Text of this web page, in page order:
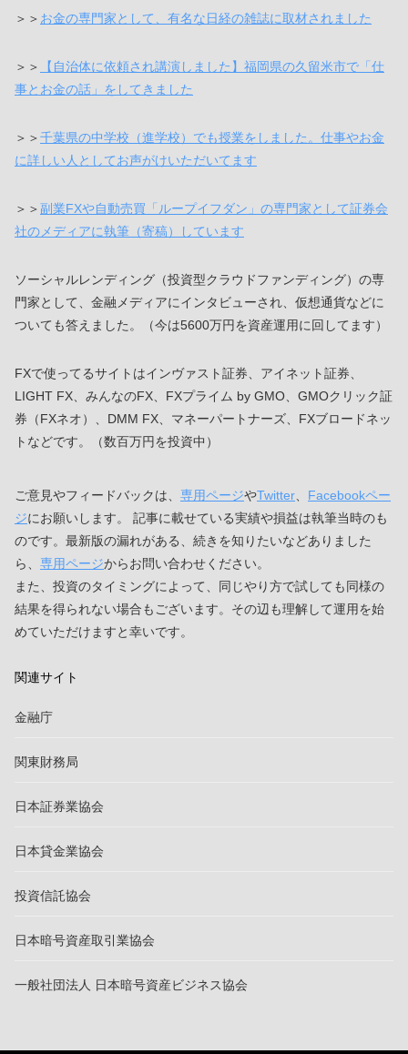
＞＞ お金の専門家として、有名な日経の雑誌に取材されました
＞＞
【自治体に依頼され講演しました】福岡県の久留米市で「仕
事とお金の話」をしてきました
＞＞千葉県の中学校（進学校）でも授業をしました。仕事やお金
に詳しい人としてお声がけいただいてます
＞＞副業FXや自動売買「ループイフダン」の専門家として証券会
社のメディアに執筆（寄稿）しています
ソーシャルレンディング（投資型クラウドファンディング）の専
門家として、金融メディアにインタビューされ、仮想通貨などに
ついても答えました。（今は5600万円を資産運用に回してます）
FXで使ってるサイトはインヴァスト証券、アイネット証券、
LIGHT FX、みんなのFX、FXプライム by GMO、GMOクリック証
券（FXネオ）、DMM FX、マネーパートナーズ、FXブロードネッ
トなどです。（数百万円を投資中）
ご意見やフィードバックは、 専用ページやTwitter
Facebookペー
ジにお願いします。 記事に載せている実績や損益は執筆当時のも
のです。最新版の漏れがある、続きを知りたいなどありました
ら、 専用ページからお問い合わせください。
また、投資のタイミングによって、同じやり方で試しても同様の
結果を得られない場合もございます。その辺も理解して運用を始
めていただけますと幸いです。
関連サイト
金融庁
関東財務局
日本証券業協会
日本貸金業協会
投資信託協会
日本暗号資産取引業協会
一般社団法人 日本暗号資産ビジネス協会